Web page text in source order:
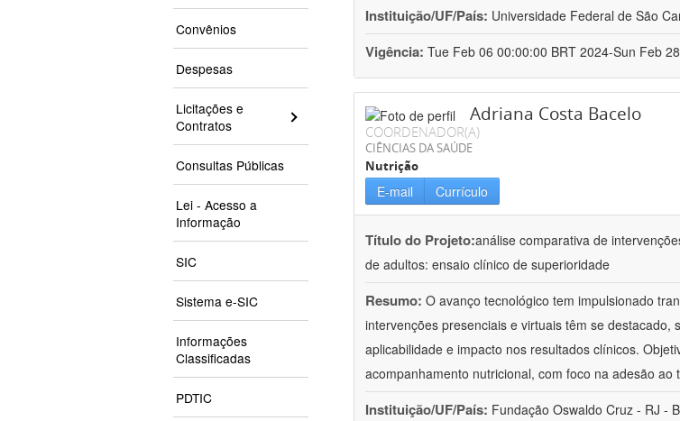
Convênios
Despesas
Licitações e
Contratos
Consultas Públicas
Lei - Acesso a
Informação
SIC
Sistema e-SIC
Informações
Classificadas
PDTIC
Instituição/UF/País: Universidade Federal de São
Vigência: Tue Feb 06 00:00:00 BRT 2024-Sun Feb
Adriana Costa Bacelo
COORDENADOR(A)
CIÊNCIAS DA SAÚDE
Nutrição
E-mail Currículo
Título do Projeto:análise comparativa de
de adultos: ensaio clínico de superioridade
Resumo: O avanço tecnológico tem impulsionado
intervenções presenciais e virtuais têm se destacado,
aplicabilidade e impacto nos resultados clínicos.
acompanhamento nutricional, com foco na adesão
Instituição/UF/País: Fundação Oswaldo Cruz - RJ -